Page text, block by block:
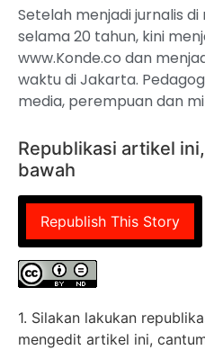
Setelah menjadi jurnalis
selama 20 tahun, kini
www.Konde.co dan
waktu di Jakarta.
media, perempuan dan
Republikasi artikel
bawah
Republish This Story
1. Silakan lakukan
mengedit artikel ini,